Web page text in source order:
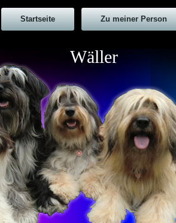
Startseite Zu meiner Person
Wäller